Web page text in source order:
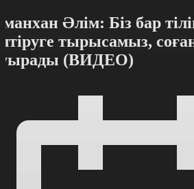
Әлім: Біз бар
тырысамыз,
(ВИДЕО)